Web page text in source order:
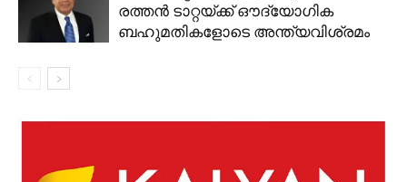
രത്തൻ ടാറ്റയ്ക്ക് ഔദ്യോഗിക
ബഹുമതികളോടെ അന്ത്യവിശ്രമം